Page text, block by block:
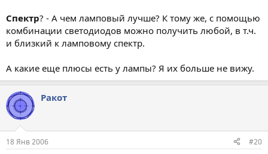
Спектр? - А чем ламповый лучше? К тому же, с помощью
комбинации светодиодов можно получить любой, в т.ч.
и близкий к ламповому спектр.
А какие еще плюсы есть у лампы? Я их больше не вижу.
Ракот
18 Янв 2006 #20